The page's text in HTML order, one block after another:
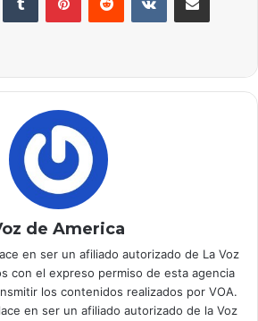
de America
en ser un afiliado autorizado de La Voz
con el expreso permiso de esta agencia
los contenidos realizados por VOA.
en ser un afiliado autorizado de la Voz